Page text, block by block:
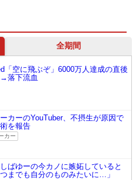
全期間
「空に飛ぶぞ」6000万人達成の直後
落下流血
カーのYouTuber、不摂生が原因で
を報告
カー
ばゆーの今カノに嫉妬していると
までも自分のものみたいに…」